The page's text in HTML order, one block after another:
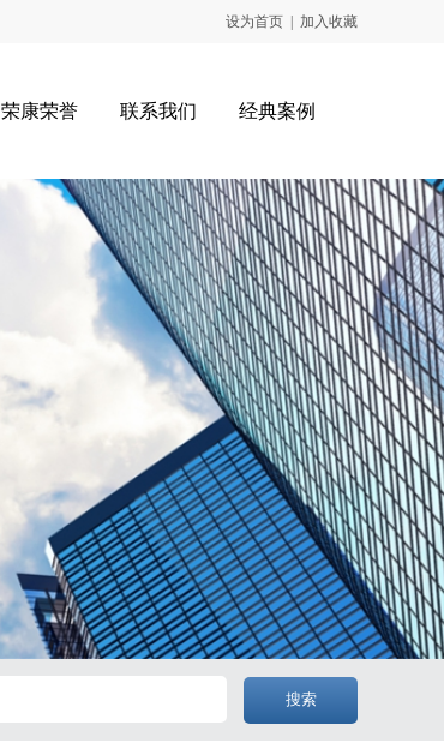
设为首页 加入收藏
荣康荣誉 联系我们 经典案例
搜索